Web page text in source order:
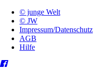
© junge Welt
© JW
Impressum/Datenschutz
AGB
Hilfe